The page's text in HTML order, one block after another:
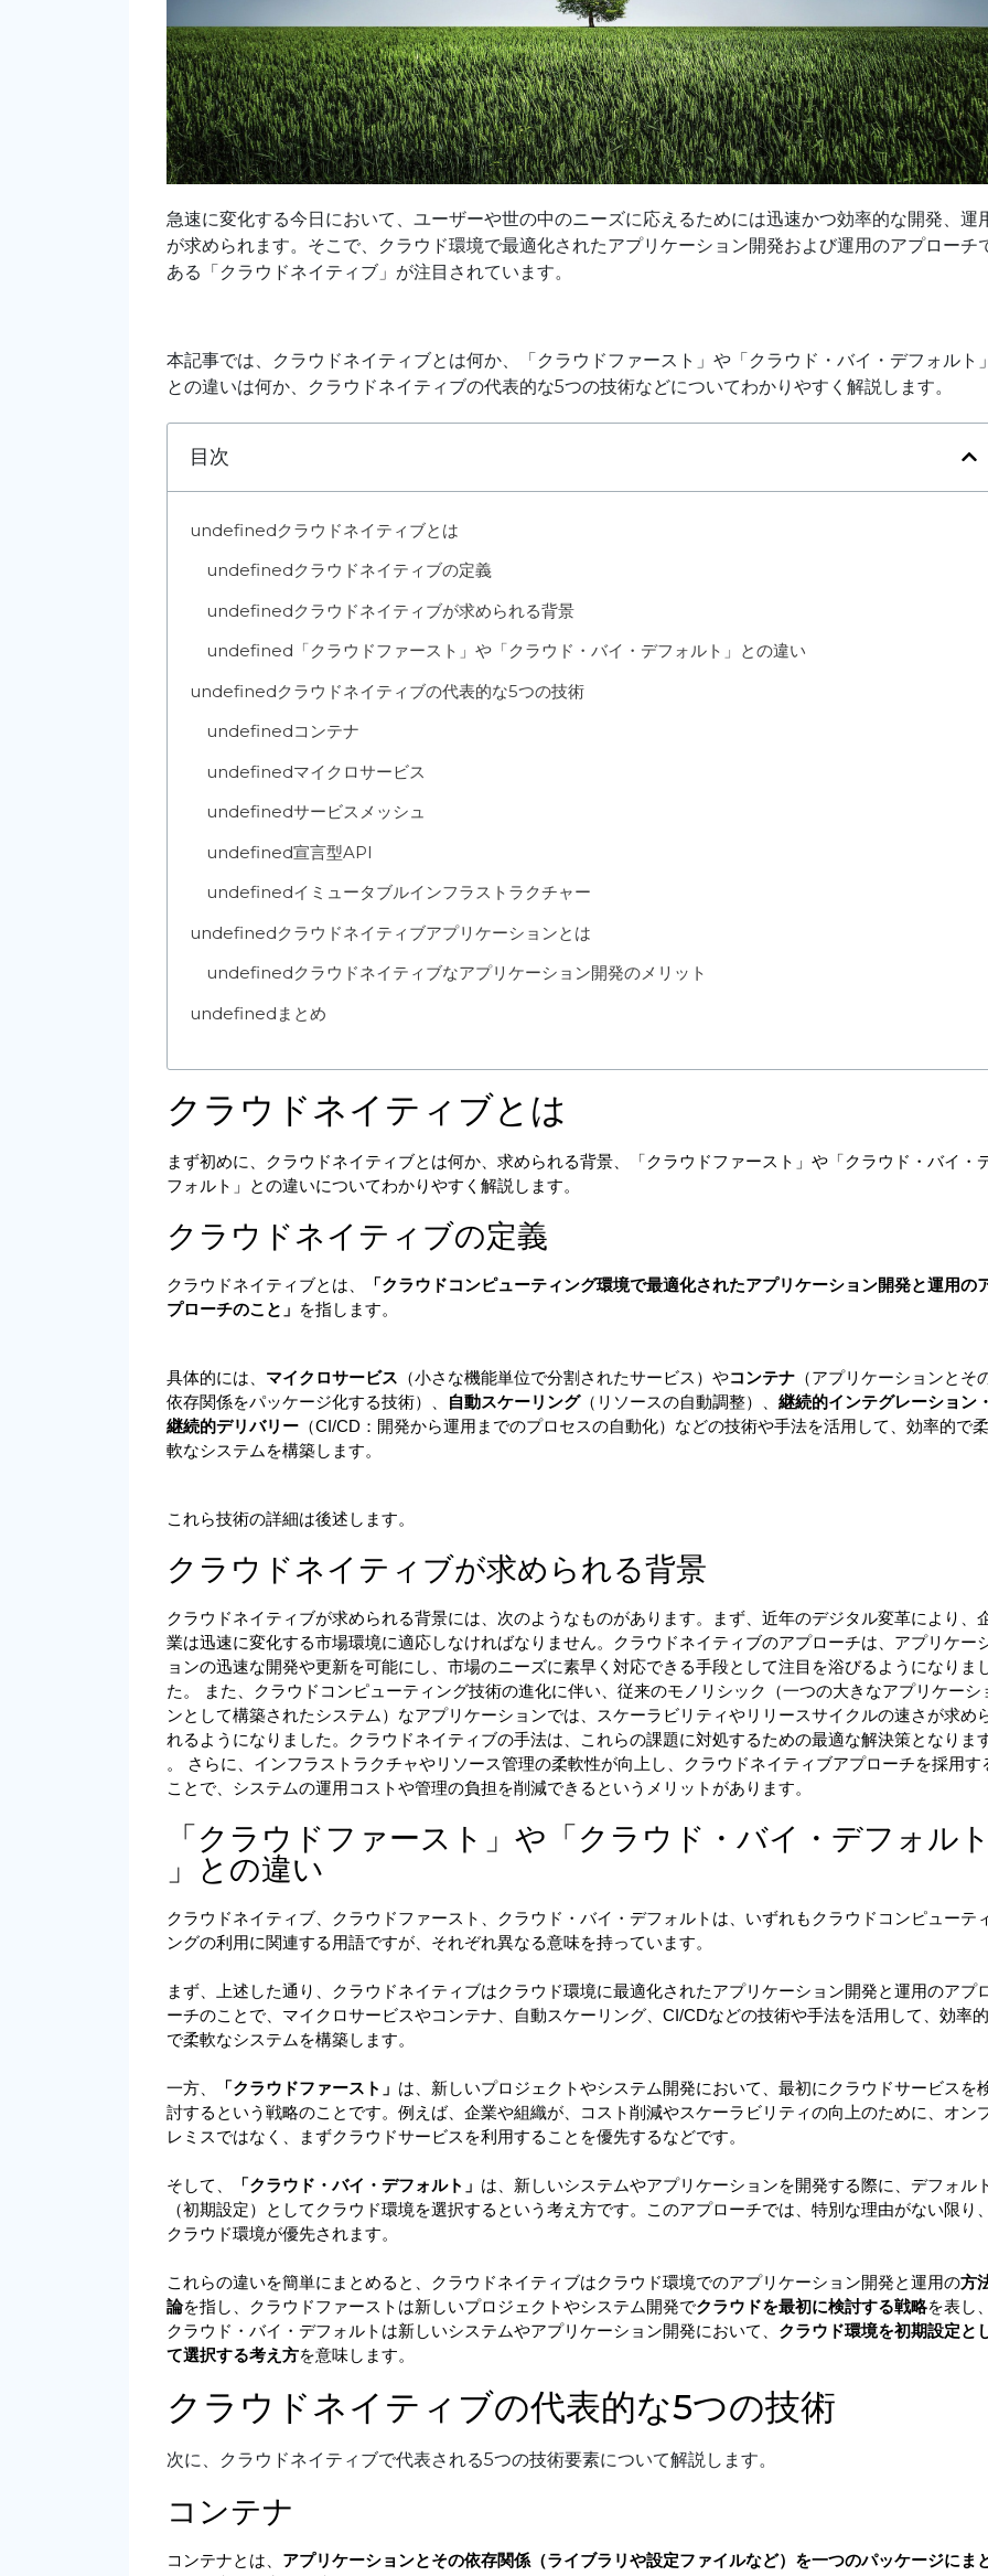
急速に変化する今日において、ユーザーや世の中のニーズに応えるためには迅速かつ効率的な開発、運
が求められます。そこで、クラウド環境で最適化されたアプリケーション開発および運用のアプローチ
ある「クラウドネイティブ」が注目されています。
本記事では、クラウドネイティブとは何か、「クラウドファースト」や「クラウド・バイ・デフォルト」
との違いは何か、クラウドネイティブの代表的な5つの技術などについてわかりやすく解説します。
目次
undefinedクラウドネイティブとは
undefinedクラウドネイティブの定義
undefinedクラウドネイティブが求められる背景
undefined 「クラウドファースト」や「クラウド・バイ・デフォルト」との違い
undefinedクラウドネイティブの代表的な5つの技術
undefinedコンテナ
undefinedマイクロサービス
undefinedサービスメッシュ
undefined宣言型API
undefinedイミュータブルインフラストラクチャー
undefinedクラウドネイティブアプリケーションとは
undefinedクラウドネイティブなアプリケーション開発のメリット
undefined まとめ
クラウドネイティブとは
まず初めに、クラウドネイティブとは何か、求められる背景、「クラウドファースト」や「クラウド・バイ・
フォルト」との違いについてわかりやすく解説します。
クラウドネイティブの定義
クラウドネイティブとは、
「クラウドコンピューティング環境で最適化されたアプリケーション開発と運用の
プローチのこと」
を指します。
具体的には、 マイクロサービス （小さな機能単位で分割されたサービス）やコンテナ （アプリケーションとそ
依存関係をパッケージ化する技術）、
自動スケーリング（リソースの自動調整）、 継続的インテグレーション・
継続的デリバリー （CI/CD：開発から運用までのプロセスの自動化）などの技術や手法を活用して、効率的で柔
軟なシステムを構築します。
これら技術の詳細は後述します。
クラウドネイティブが求められる背景
クラウドネイティブが求められる背景には、次のようなものがあります。まず、近年のデジタル変革により、
業は迅速に変化する市場環境に適応しなければなりません。クラウドネイティブのアプローチは、アプリケー
ョンの迅速な開発や更新を可能にし、市場のニーズに素早く対応できる手段として注目を浴びるようになりま
た。 また、クラウドコンピューティング技術の進化に伴い、従来のモノリシック（一つの大きなアプリケーシ
ンとして構築されたシステム）なアプリケーションでは、スケーラビリティやリリースサイクルの速さが求め
れるようになりました。クラウドネイティブの手法は、これらの課題に対処するための最適な解決策となりま
。 さらに、インフラストラクチャやリソース管理の柔軟性が向上し、クラウドネイティブアプローチを採用す
ことで、システムの運用コストや管理の負担を削減できるというメリットがあります。
「クラウドファースト」や「クラウド・バイ・デフォルト
」との違い
クラウドネイティブ、クラウドファースト、クラウド・バイ・デフォルトは、いずれもクラウドコンピューテ
ングの利用に関連する用語ですが、それぞれ異なる意味を持っています。
まず、上述した通り、クラウドネイティブはクラウド環境に最適化されたアプリケーション開発と運用のアプ
ーチのことで、マイクロサービスやコンテナ、自動スケーリング、CI/CDなどの技術や手法を活用して、効率的
で柔軟なシステムを構築します。
一方、 「クラウドファースト」 は、新しいプロジェクトやシステム開発において、最初にクラウドサービスを
討するという戦略のことです。例えば、企業や組織が、コスト削減やスケーラビリティの向上のために、オン
レミスではなく、まずクラウドサービスを利用することを優先するなどです。
そして、 「クラウド・バイ・デフォルト」 は、新しいシステムやアプリケーションを開発する際に、デフォル
（初期設定）としてクラウド環境を選択するという考え方です。このアプローチでは、特別な理由がない限り、
クラウド環境が優先されます。
これらの違いを簡単にまとめると、クラウドネイティブはクラウド環境でのアプリケーション開発と運用の方
論を指し、クラウドファーストは新しいプロジェクトやシステム開発でクラウドを最初に検討する戦略を表し、
クラウド・バイ・デフォルトは新しいシステムやアプリケーション開発において、 クラウド環境を初期設定と
て選択する考え方を意味します。
クラウドネイティブの代表的な5つの技術
次に、クラウドネイティブで代表される5つの技術要素について解説します。
コンテナ
コンテナとは、 アプリケーションとその依存関係（ライブラリや設定ファイルなど）を一つのパッケージにま